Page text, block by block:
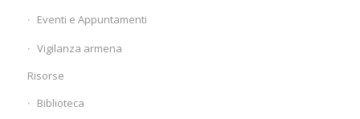
Eventi e Appuntamenti
Vigilanza armena
Risorse
Biblioteca